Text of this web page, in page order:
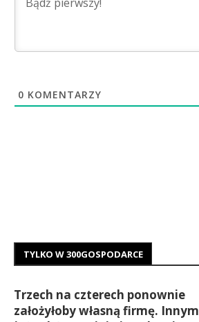
0 KOMENTARZY
TYLKO W 300GOSPODARCE
Trzech na czterech ponownie
założyłoby własną firmę. Innym